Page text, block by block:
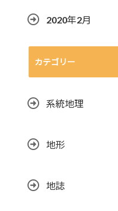
2020年2月
カテゴリー
系統地理
地形
地誌